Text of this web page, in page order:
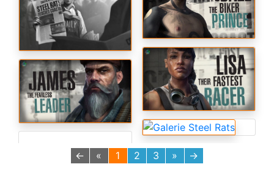
← « 1 2 3 » →